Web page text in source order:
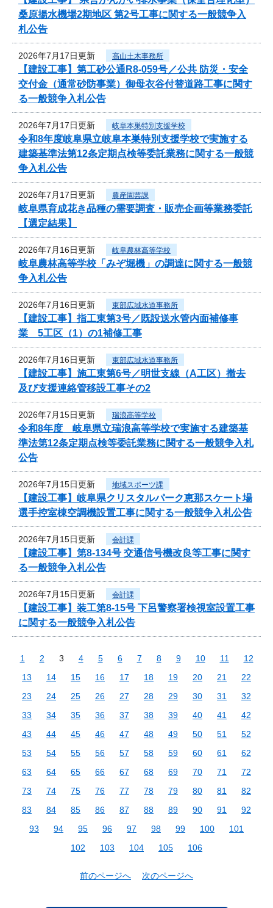
桑原揚水機場2期地区 第2号工事に関する一般競争入
札公告
2026年7月17日更新 高山土木事務所
【建設工事】第工砂公通R8-059号／公共 防災・安全
交付金（通常砂防事業）御母衣谷付替道路工事に関す
る一般競争入札公告
2026年7月17日更新 岐阜本巣特別支援学校
令和8年度岐阜県立岐阜本巣特別支援学校で実施する
建築基準法第12条定期点検等委託業務に関する一般競
争入札公告
2026年7月17日更新 農産園芸課
岐阜県育成花き品種の需要調査・販売企画等業務委託
【選定結果】
2026年7月16日更新 岐阜農林高等学校
岐阜農林高等学校「みぞ堀機」の調達に関する一般競
争入札公告
2026年7月16日更新 東部広域水道事務所
【建設工事】指工東第3号／既設送水管内面補修事
業 5工区（1）の1補修工事
2026年7月16日更新 東部広域水道事務所
【建設工事】施工東第6号／明世支線（A工区）撤去
及び支援連絡管移設工事その2
2026年7月15日更新 瑞浪高等学校
令和8年度 岐阜県立瑞浪高等学校で実施する建築基
準法第12条定期点検等委託業務に関する一般競争入札
公告
2026年7月15日更新 地域スポーツ課
【建設工事】岐阜県クリスタルパーク恵那スケート場
選手控室棟空調機設置工事に関する一般競争入札公告
2026年7月15日更新 会計課
【建設工事】第8-134号 交通信号機改良等工事に関す
る一般競争入札公告
2026年7月15日更新 会計課
【建設工事】装工第8-15号 下呂警察署検視室設置工事
に関する一般競争入札公告
1 2 3 4 5 6 7 8 9 10 11
12
13
14 15 16 17 18 19 20 21
22
23
24 25 26 27 28 29 30 31
32
33
34 35 36 37 38 39 40 41
42
43
44 45 46 47 48 49 50 51
52
53
54 55 56 57 58 59 60 61
62
63
64 65 66 67 68 69 70 71
72
73
74 75 76 77 78 79 80 81
82
83
84 85 86 87 88 89 90 91
92
93
94 95 96 97 98 99 100
101
102
103 104 105 106
前のページへ 次のページへ